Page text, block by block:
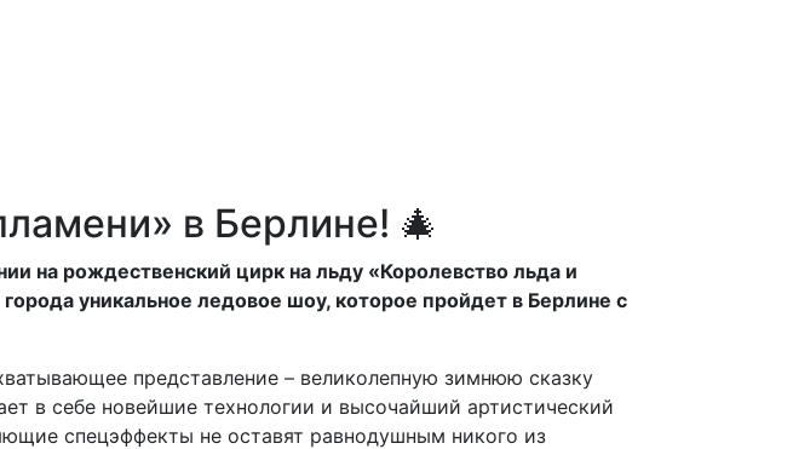
в Берлине! 🎄
на рождественский цирк на льду «Королевство льда и
уникальное ледовое шоу, которое пройдет в Берлине с
представление – великолепную зимнюю сказку
в себе новейшие технологии и высочайший артистический
спецэффекты не оставят равнодушным никого из